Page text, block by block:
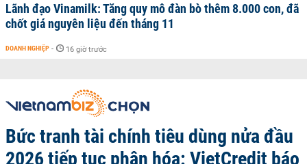
Lãnh đạo Vinamilk: Tăng quy mô đàn bò thêm 8.000 con, đã
chốt giá nguyên liệu đến tháng 11
DOANH NGHIỆP - 16 giờ trước
Bức tranh tài chính tiêu dùng nửa đầu
2026 tiếp tục phân hóa: VietCredit báo